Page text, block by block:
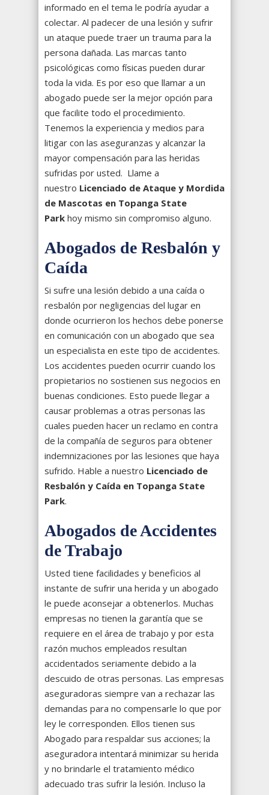
informado en el tema le podría ayudar a
colectar. Al padecer de una lesión y sufrir
un ataque puede traer un trauma para la
persona dañada. Las marcas tanto
psicológicas como físicas pueden durar
toda la vida. Es por eso que llamar a un
abogado puede ser la mejor opción para
que facilite todo el procedimiento.
Tenemos la experiencia y medios para
litigar con las aseguranzas y alcanzar la
mayor compensación para las heridas
sufridas por usted. Llame a
nuestro Licenciado de Ataque y Mordida
de Mascotas en Topanga State
Park hoy mismo sin compromiso alguno.
Abogados de Resbalón y
Caída
Si sufre una lesión debido a una caída o
resbalón por negligencias del lugar en
donde ocurrieron los hechos debe ponerse
en comunicación con un abogado que sea
un especialista en este tipo de accidentes.
Los accidentes pueden ocurrir cuando los
propietarios no sostienen sus negocios en
buenas condiciones. Esto puede llegar a
causar problemas a otras personas las
cuales pueden hacer un reclamo en contra
de la compañía de seguros para obtener
indemnizaciones por las lesiones que haya
sufrido. Hable a nuestro Licenciado de
Resbalón y Caída en Topanga State
Park.
Abogados de Accidentes
de Trabajo
Usted tiene facilidades y beneficios al
instante de sufrir una herida y un abogado
le puede aconsejar a obtenerlos. Muchas
empresas no tienen la garantía que se
requiere en el área de trabajo y por esta
razón muchos empleados resultan
accidentados seriamente debido a la
descuido de otras personas. Las empresas
aseguradoras siempre van a rechazar las
demandas para no compensarle lo que por
ley le corresponden. Ellos tienen sus
Abogado para respaldar sus acciones; la
aseguradora intentará minimizar su herida
y no brindarle el tratamiento médico
adecuado tras sufrir la lesión. Incluso la